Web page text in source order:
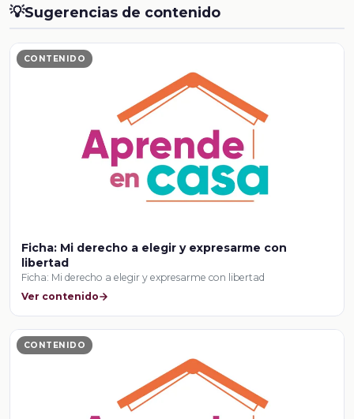
💡Sugerencias de contenido
CONTENIDO
Ficha: Mi derecho a elegir y expresarme con
libertad
Ficha: Mi derecho a elegir y expresarme con libertad
Ver contenido
CONTENIDO